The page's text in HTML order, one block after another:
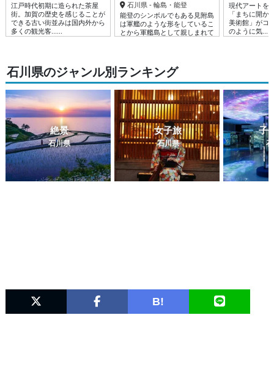
江戸時代初期に造られた茶屋
街。加賀の歴史を感じることが
できる古い街並みは国内外から
多くの観光客......
石川県 - 輪島・能登
能登のシンボルでもある見附島
は軍艦のような形をしているこ
とから軍艦島として親しまれて
現代アートを
「まちに開か
美術館」がコ
のように気......
石川県のジャンル別ランキング
絶景
石川県
女子旅
石川県
子
B!